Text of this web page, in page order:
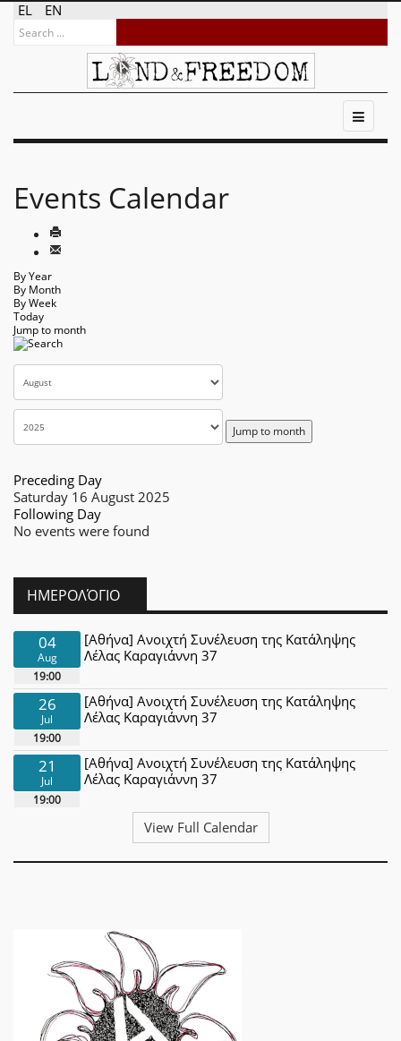
EL EN
Events Calendar
By Year
By Month
By Week
Today
Jump to month
Jump to month
Preceding Day
Saturday 16 August 2025
Following Day
No events were found
ΗΜΕΡΟΛΌΓΙΟ
04
Aug
19:00
[Αθήνα] Ανοιχτή Συνέλευση της Κατάληψης
Λέλας Καραγιάννη 37
26
Jul
19:00
[Αθήνα] Ανοιχτή Συνέλευση της Κατάληψης
Λέλας Καραγιάννη 37
21
Jul
19:00
[Αθήνα] Ανοιχτή Συνέλευση της Κατάληψης
Λέλας Καραγιάννη 37
View Full Calendar